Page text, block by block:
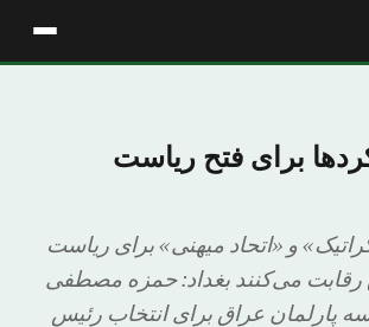
برای فتح ریاست
و «اتحاد میهنی» برای ریاست
می‌کنند بغداد: حمزه مصطفى
پارلمان عراق برای انتخاب رئیس